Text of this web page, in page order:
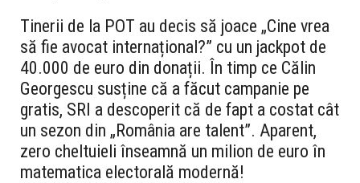
Tinerii de la POT au decis să joace „Cine vrea
să fie avocat internațional?” cu un jackpot de
40.000 de euro din donații. În timp ce Călin
Georgescu susține că a făcut campanie pe
gratis, SRI a descoperit că de fapt a costat cât
un sezon din „România are talent”. Aparent,
zero cheltuieli înseamnă un milion de euro în
matematica electorală modernă!